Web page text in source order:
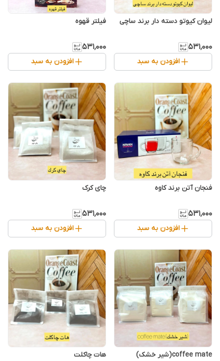
لیوان کیوتو دسته دار برند ساچی
۵۳۱٬۰۰۰
افزودن به سبد
فیلتر قهوه
۵۳۱٬۰۰۰
افزودن به سبد
فنجان آتن برند کاوه
۵۳۱٬۰۰۰
افزودن به سبد
چای کرک
۵۳۱٬۰۰۰
افزودن به سبد
coffee mate(شیر خشک) هات چاکلت